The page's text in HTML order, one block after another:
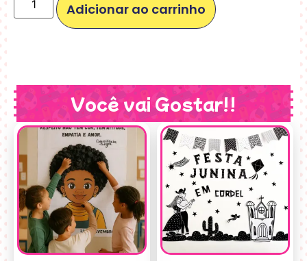
Adicionar ao carrinho
Você vai Gostar!!